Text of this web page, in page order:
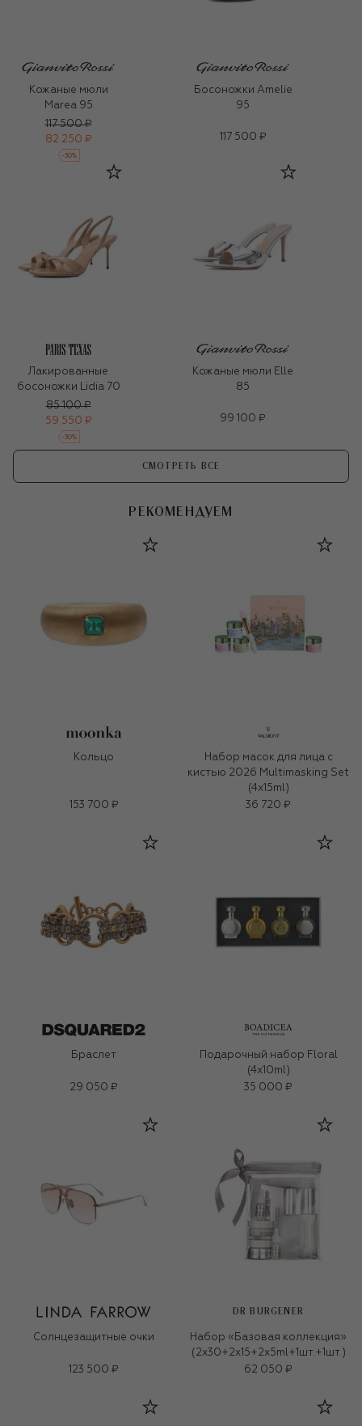
Кожаные мюли
Marea 95
117 500 ₽
82 250 ₽
-30%
Босоножки Amelie
95
117 500 ₽
Лакированные
босоножки Lidia 70
85 100 ₽
59 550 ₽
-30%
Кожаные мюли Elle
85
99 100 ₽
СМОТРЕТЬ ВСЕ
РЕКОМЕНДУЕМ
Кольцо
153 700 ₽
Набор масок для лица с
кистью 2026 Multimasking Set
(4x15ml)
36 720 ₽
Браслет
29 050 ₽
Подарочный набор Floral
(4x10ml)
35 000 ₽
Солнцезащитные очки
123 500 ₽
DR BURGENER
Набор «Базовая коллекция»
(2x30+2x15+2x5ml+1шт.+1шт.)
62 050 ₽